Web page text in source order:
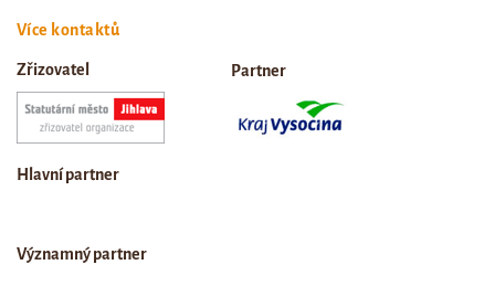
Více kontaktů
Zřizovatel Partner
Hlavní partner
Významný partner